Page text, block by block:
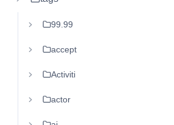
99.99
accept
Activiti
actor